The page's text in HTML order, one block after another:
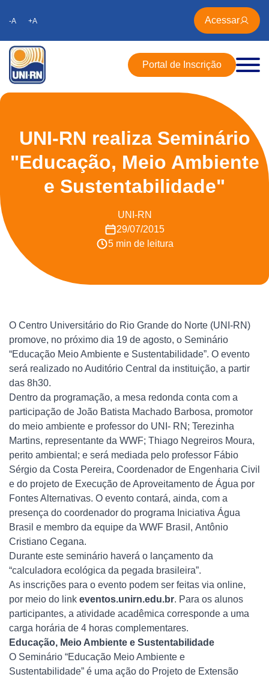
-A +A Acessar
Portal de Inscrição
UNI-RN realiza Seminário
"Educação, Meio Ambiente
e Sustentabilidade"
UNI-RN
29/07/2015
5 min de leitura
O Centro Universitário do Rio Grande do Norte (UNI-RN)
promove, no próximo dia 19 de agosto, o Seminário
“Educação Meio Ambiente e Sustentabilidade”. O evento
será realizado no Auditório Central da instituição, a partir
das 8h30.
Dentro da programação, a mesa redonda conta com a
participação de João Batista Machado Barbosa, promotor
do meio ambiente e professor do UNI- RN; Terezinha
Martins, representante da WWF; Thiago Negreiros Moura,
perito ambiental; e será mediada pelo professor Fábio
Sérgio da Costa Pereira, Coordenador de Engenharia Civil
e do projeto de Execução de Aproveitamento de Água por
Fontes Alternativas. O evento contará, ainda, com a
presença do coordenador do programa Iniciativa Água
Brasil e membro da equipe da WWF Brasil, Antônio
Cristiano Cegana.
Durante este seminário haverá o lançamento da
“calculadora ecológica da pegada brasileira”.
As inscrições para o evento podem ser feitas via online,
por meio do link eventos.unirn.edu.br. Para os alunos
participantes, a atividade acadêmica corresponde a uma
carga horária de 4 horas complementares.
Educação, Meio Ambiente e Sustentabilidade
O Seminário “Educação Meio Ambiente e
Sustentabilidade” é uma ação do Projeto de Extensão